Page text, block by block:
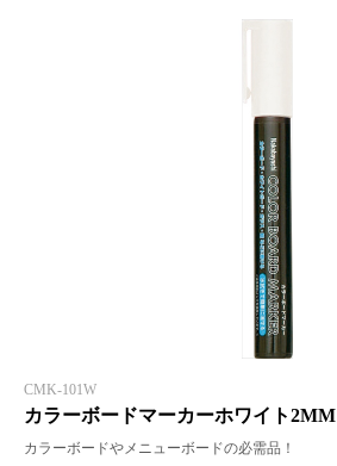
CMK-101W
カラーボードマーカーホワイト2MM
カラーボードやメニューボードの必需品！